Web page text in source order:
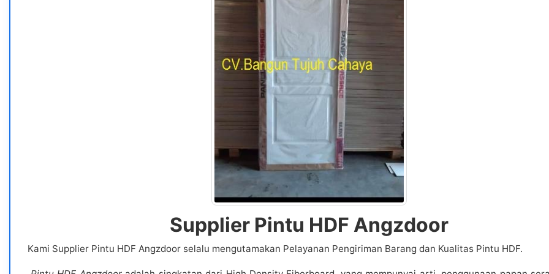
Supplier Pintu HDF Angzdoor
Kami Supplier Pintu HDF Angzdoor selalu mengutamakan Pelayanan Pengiriman Barang dan Kualitas Pintu HDF.